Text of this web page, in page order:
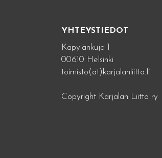
YHTEYSTIEDOT
Käpylänkuja 1
00610 Helsinki
toimisto(at)karjalanliitto.fi
Copyright Karjalan Liitto ry